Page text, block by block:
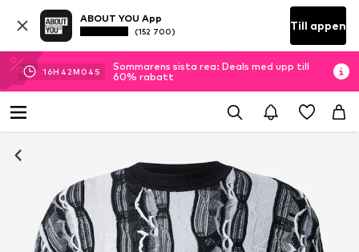
ABOUT YOU App
(152 700) Till appen
16H 42M 03 S
Sommarens sista rea: Deals med upp till
60% rabatt